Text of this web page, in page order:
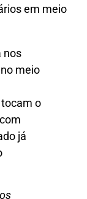
em meio
nos
meio
o
já